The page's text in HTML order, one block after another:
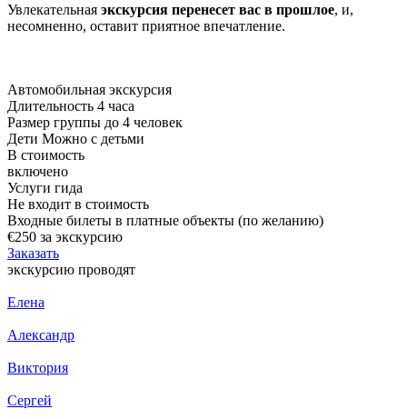
Увлекательная экскурсия перенесет вас в прошлое, и,
несомненно, оставит приятное впечатление.
Автомобильная экскурсия
Длительность 4 часа
Размер группы до 4 человек
Дети Можно с детьми
В стоимость
включено
Услуги гида
Не входит в стоимость
Входные билеты в платные объекты (по желанию)
€250 за экскурсию
Заказать
экскурсию проводят
Елена
Александр
Виктория
Сергей